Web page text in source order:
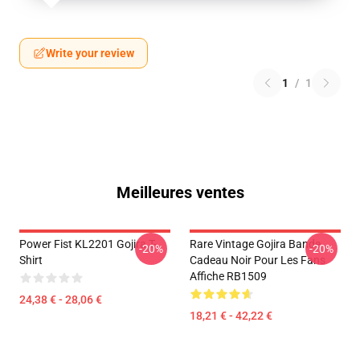
Write your review
1 / 1
Meilleures ventes
Power Fist KL2201 Gojira T-
Shirt
24,38 € - 28,06 €
-20%
Rare Vintage Gojira Bande
Cadeau Noir Pour Les Fans
Affiche RB1509
18,21 € - 42,22 €
-20%